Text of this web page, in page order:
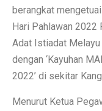
berangkat
Hari Pahlawan 2022
Adat Istiadat
dengan ‘Kayuhan
2022’ di sekitar
Menurut Ketua